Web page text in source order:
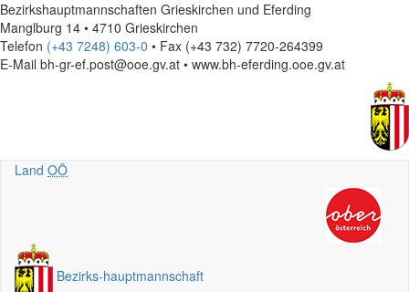
Bezirkshauptmannschaften Grieskirchen und Eferding
Manglburg 14 • 4710 Grieskirchen
Telefon (+43 7248) 603-0 • Fax (+43 732) 7720-264399
E-Mail bh-gr-ef.post@ooe.gv.at • www.bh-eferding.ooe.gv.at
Land OÖ
Bezirks-hauptmannschaft